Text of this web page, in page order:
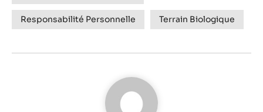
Responsabilité Personnelle Terrain Biologique